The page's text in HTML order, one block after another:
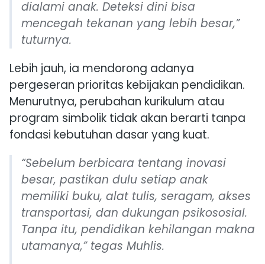
dialami anak. Deteksi dini bisa
mencegah tekanan yang lebih besar,”
tuturnya.
Lebih jauh, ia mendorong adanya
pergeseran prioritas kebijakan pendidikan.
Menurutnya, perubahan kurikulum atau
program simbolik tidak akan berarti tanpa
fondasi kebutuhan dasar yang kuat.
“Sebelum berbicara tentang inovasi
besar, pastikan dulu setiap anak
memiliki buku, alat tulis, seragam, akses
transportasi, dan dukungan psikososial.
Tanpa itu, pendidikan kehilangan makna
utamanya,” tegas Muhlis.